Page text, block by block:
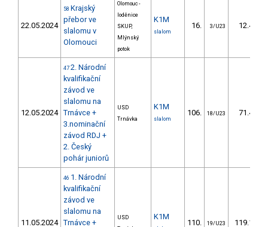
22.05.2024
58 Krajský
přebor ve
slalomu v
Olomouci
Olomouc -
loděnice
SKUP,
Mlýnský
potok
K1M
slalom
16. 3/U23 12.40
12.05.2024
47 2. Národní
kvalifikační
závod ve
slalomu na
Trnávce +
3.nominační
závod RDJ +
2. Český
pohár juniorů
USD
Trnávka
K1M
slalom
106. 18/U23 71.40
11.05.2024
46 1. Národní
kvalifikační
závod ve
slalomu na
Trnávce +
USD
K1M
110. 19/U23 119.19